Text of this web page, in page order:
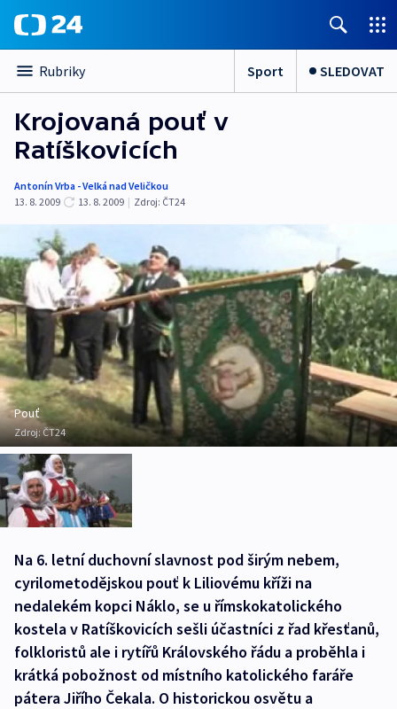
Rubriky Sport SLEDOVAT
Krojovaná pouť v
Ratíškovicích
Antonín Vrba - Velká nad Veličkou
13. 8. 2009
13. 8. 2009 | Zdroj: ČT24
Pouť
Zdroj:ČT24
Na 6. letní duchovní slavnost pod širým nebem,
cyrilometodějskou pouť k Liliovému kříži na
nedalekém kopci Náklo, se u římskokatolického
kostela v Ratíškovicích sešli účastníci z řad křesťanů,
folkloristů ale i rytířů Královského řádu a proběhla i
krátká pobožnost od místního katolického faráře
pátera Jiřího Čekala. O historickou osvětu a